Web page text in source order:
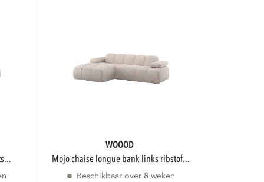
WOOOD
mojo chaise longue bank links ribstof...
Beschikbaar over 8 weken